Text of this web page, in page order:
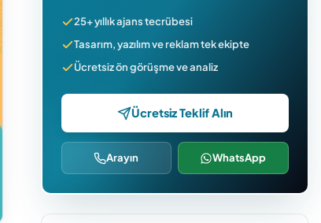
25+ yıllık ajans tecrübesi
Tasarım, yazılım ve reklam tek ekipte
Ücretsiz ön görüşme ve analiz
Ücretsiz Teklif Alın
Arayın WhatsApp